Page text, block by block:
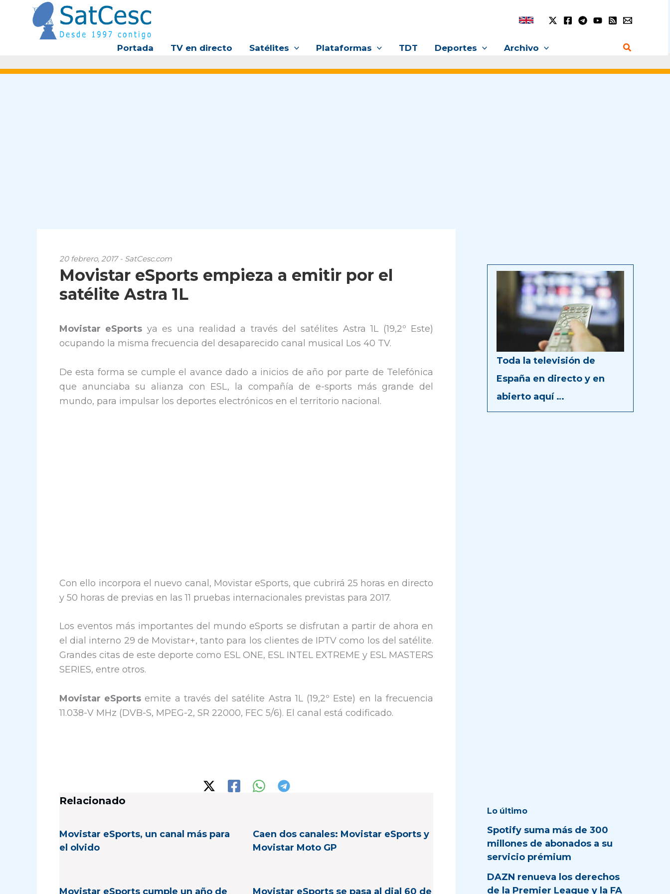
contenido
Portada TV en directo Satélites Plataformas TDT Deportes Archivo Buscar
20 febrero, 2017 - SatCesc.com
Movistar eSports empieza a emitir por el
satélite Astra 1L
Movistar eSports ya es una realidad a través del satélites Astra 1L (19,2º Este)
ocupando la misma frecuencia del desaparecido canal musical Los 40 TV.
De esta forma se cumple el avance dado a inicios de año por parte de Telefónica
que anunciaba su alianza con ESL, la compañía de e-sports más grande del
mundo, para impulsar los deportes electrónicos en el territorio nacional.
Con ello incorpora el nuevo canal, Movistar eSports, que cubrirá 25 horas en directo
y 50 horas de previas en las 11 pruebas internacionales previstas para 2017.
Los eventos más importantes del mundo eSports se disfrutan a partir de ahora en
el dial interno 29 de Movistar+, tanto para los clientes de IPTV como los del satélite.
Grandes citas de este deporte como ESL ONE, ESL INTEL EXTREME y ESL MASTERS
SERIES, entre otros.
Movistar eSports emite a través del satélite Astra 1L (19,2º Este) en la frecuencia
11.038-V MHz (DVB-S, MPEG-2, SR 22000, FEC 5/6). El canal está codificado.
Relacionado
Movistar eSports, un canal más para
el olvido
Caen dos canales: Movistar eSports y
Movistar Moto GP
Movistar eSports cumple un año de
Movistar eSports se pasa al dial 60 de
Toda la televisión de
España en directo y en
abierto aquí …
Lo último
Spotify suma más de 300
millones de abonados a su
servicio prémium
DAZN renueva los derechos
de la Premier League y la FA